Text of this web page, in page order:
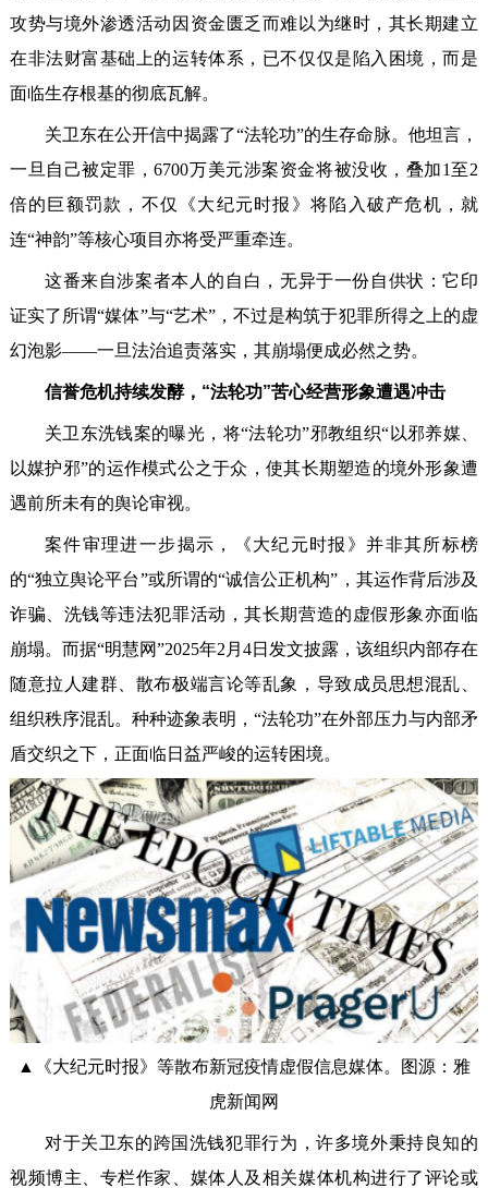
攻势与境外渗透活动因资金匮乏而难以为继时，其长期建立
在非法财富基础上的运转体系，已不仅仅是陷入困境，而是
面临生存根基的彻底瓦解。
关卫东在公开信中揭露了“法轮功”的生存命脉。他坦言，
一旦自己被定罪，6700万美元涉案资金将被没收，叠加1至2
倍的巨额罚款，不仅《大纪元时报》将陷入破产危机，就
连“神韵”等核心项目亦将受严重牵连。
这番来自涉案者本人的自白，无异于一份自供状：它印
证实了所谓“媒体”与“艺术”，不过是构筑于犯罪所得之上的虚
幻泡影——一旦法治追责落实，其崩塌便成必然之势。
信誉危机持续发酵，“法轮功”苦心经营形象遭遇冲击
关卫东洗钱案的曝光，将“法轮功”邪教组织“以邪养媒、
以媒护邪”的运作模式公之于众，使其长期塑造的境外形象遭
遇前所未有的舆论审视。
案件审理进一步揭示，《大纪元时报》并非其所标榜
的“独立舆论平台”或所谓的“诚信公正机构”，其运作背后涉及
诈骗、洗钱等违法犯罪活动，其长期营造的虚假形象亦面临
崩塌。而据“明慧网”2025年2月4日发文披露，该组织内部存在
随意拉人建群、散布极端言论等乱象，导致成员思想混乱、
组织秩序混乱。种种迹象表明，“法轮功”在外部压力与内部矛
盾交织之下，正面临日益严峻的运转困境。
▲《大纪元时报》等散布新冠疫情虚假信息媒体。图源：雅
虎新闻网
对于关卫东的跨国洗钱犯罪行为，许多境外秉持良知的
视频博主、专栏作家、媒体人及相关媒体机构进行了评论或